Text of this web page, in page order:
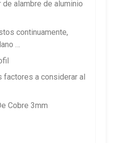
alambre de aluminio
continuamente,
…
factores a considerar al
Cobre 3mm